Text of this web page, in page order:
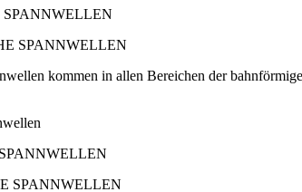
kommen in allen Bereichen der